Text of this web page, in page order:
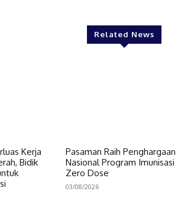
Related News
Kerja
Bidik
Pasaman Raih Penghargaan
Nasional Program Imunisasi
Zero Dose
03/08/2026